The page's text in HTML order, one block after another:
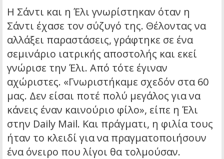
Η Σάντι και η Έλι γνωρίστηκαν όταν η
Σάντι έχασε τον σύζυγό της. Θέλοντας να
αλλάξει παραστάσεις, γράφτηκε σε ένα
σεμινάριο ιατρικής αποστολής και εκεί
γνώρισε την Έλι. Από τότε έγιναν
αχώριστες. «Γνωριστήκαμε σχεδόν στα 60
μας. Δεν είσαι ποτέ πολύ μεγάλος για να
κάνεις έναν καινούριο φίλο», είπε η Έλι
στην Daily Mail. Και πράγματι, η φιλία τους
ήταν το κλειδί για να πραγματοποιήσουν
ένα όνειρο που λίγοι θα τολμούσαν.